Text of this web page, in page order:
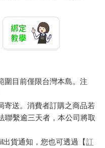
圍目前僅限台灣本島。注
寄送。消費者訂購之商品若
聯繫逾三天者，本公司將取
貨通知，您也可透過【訂